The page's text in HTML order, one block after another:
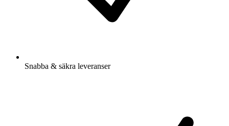
Snabba & säkra leveranser